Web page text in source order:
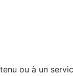
ou à un